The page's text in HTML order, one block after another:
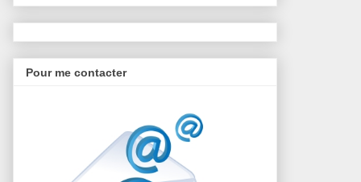
Pour me contacter